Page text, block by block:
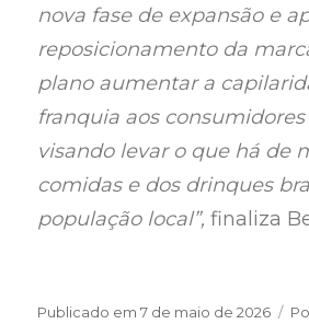
nova fase de expansão e
reposicionamento da
plano aumentar a
franquia aos consumidores
visando levar o que há de
comidas e dos drinques
população local”, finaliza
Publicado em7 de maio de 2026